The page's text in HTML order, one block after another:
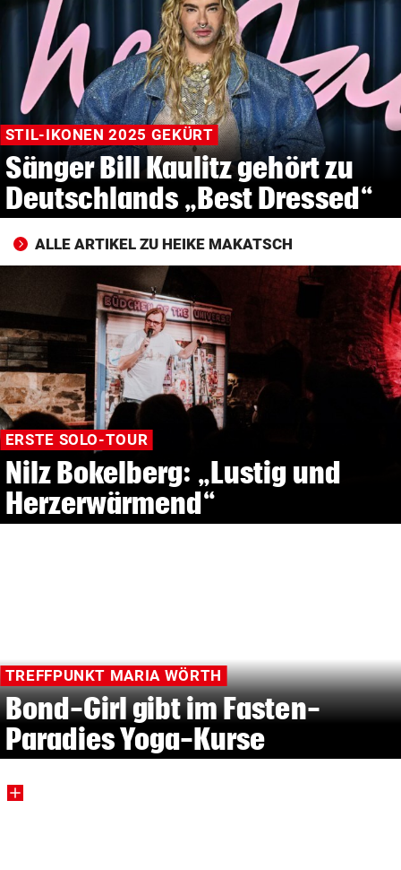
© Krone Multimedia GmbH & Co KG 2026
Muthgasse 2, 1190 Wien
STIL-IKONEN 2025 GEKÜRT
Sänger Bill Kaulitz gehört zu
Deutschlands „Best Dressed“
ALLE ARTIKEL ZU HEIKE MAKATSCH
ERSTE SOLO-TOUR
Nilz Bokelberg: „Lustig und
Herzerwärmend“
TREFFPUNKT MARIA WÖRTH
Bond-Girl gibt im Fasten-
Paradies Yoga-Kurse